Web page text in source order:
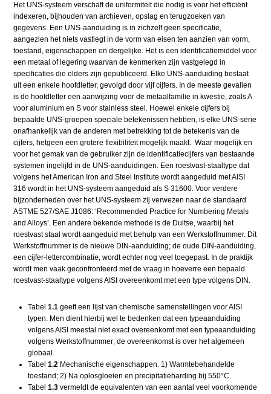
Het UNS-systeem verschaft de uniformiteit die nodig is voor het efficiënt
indexeren, bijhouden van archieven, opslag en terugzoeken van
gegevens. Een UNS-aanduiding is in zichzelf geen specificatie,
aangezien het niets vastlegt in de vorm van eisen ten aanzien van vorm,
toestand, eigenschappen en dergelijke. Het is een identificatiemiddel voor
een metaal of legering waarvan de kenmerken zijn vastgelegd in
specificaties die elders zijn gepubliceerd. Elke UNS-aanduiding bestaat
uit een enkele hoofdletter, gevolgd door vijf cijfers. In de meeste gevallen
is de hoofdletter een aanwijzing voor de metaalfamilie in kwestie, zoals A
voor aluminium en S voor stainless steel. Hoewel enkele cijfers bij
bepaalde UNS-groepen speciale betekenissen hebben, is elke UNS-serie
onafhankelijk van de anderen met betrekking tot de betekenis van de
cijfers, hetgeen een grotere flexibiliteit mogelijk maakt. Waar mogelijk en
voor het gemak van de gebruiker zijn de identificatiecijfers van bestaande
systemen ingelijfd in de UNS-aanduidingen. Een roestvast-staaltype dat
volgens het American Iron and Steel Institute wordt aangeduid met AISI
316 wordt in het UNS-systeem aangeduid als S 31600. Voor verdere
bijzonderheden over het UNS-systeem zij verwezen naar de standaard
ASTME 527/SAE J1086: ‘Recommended Practice for Numbering Metals
and Alloys’. Een andere bekende methode is de Duitse, waarbij het
roestvast staal wordt aangeduid met behulp van een Werkstoffnummer. Dit
Werkstoffnummer is de nieuwe DIN-aanduiding; de oude DIN-aanduiding,
een cijfer-lettercombinatie, wordt echter nog veel toegepast. In de praktijk
wordt men vaak geconfronteerd met de vraag in hoeverre een bepaald
roestvast-staaltype volgens AISI overeenkomt met een type volgens DIN.
Tabel1.1 geeft een lijst van chemische samenstellingen voor AISI
typen. Men dient hierbij wel te bedenken dat een typeaanduiding
volgens AISI meestal niet exact overeenkomt met een typeaanduiding
volgens Werkstoffnummer; de overeenkomst is over het algemeen
globaal.
Tabel1.2 Mechanische eigenschappen. 1) Warmtebehandelde
toestand; 2) Na oplosgloeien en precipitatieharding bij 550°C.
Tabel1.3 vermeldt de equivalenten van een aantal veel voorkomende